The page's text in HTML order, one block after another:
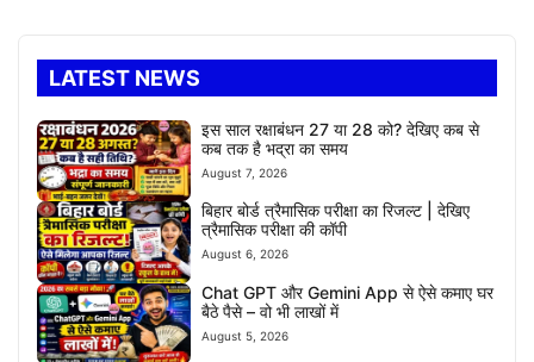
LATEST NEWS
इस साल रक्षाबंधन 27 या 28 को? देखिए कब से
कब तक है भद्रा का समय
August 7, 2026
बिहार बोर्ड त्रैमासिक परीक्षा का रिजल्ट | देखिए
त्रैमासिक परीक्षा की कॉपी
August 6, 2026
Chat GPT और Gemini App से ऐसे कमाए घर
बैठे पैसे – वो भी लाखों में
August 5, 2026